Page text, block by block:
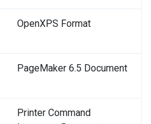
OpenXPS Format
PageMaker 6.5 Document
Printer Command